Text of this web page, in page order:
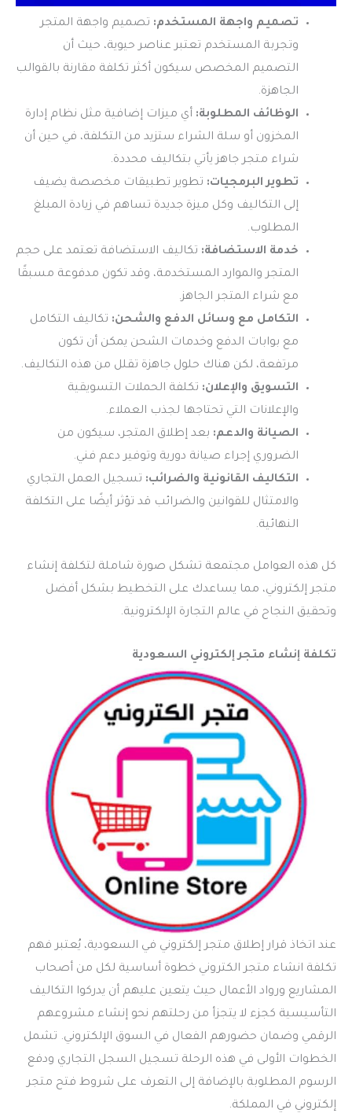
تصميم واجهة المستخدم: تصميم واجهة المتجر
وتجربة المستخدم تعتبر عناصر حيوية، حيث أن
التصميم المخصص سيكون أكثر تكلفة مقارنة بالقوالب
الجاهزة.
الوظائف المطلوبة: أي ميزات إضافية مثل نظام إدارة
المخزون أو سلة الشراء ستزيد من التكلفة، في حين أن
شراء متجر جاهز يأتي بتكاليف محددة.
تطوير البرمجيات: تطوير تطبيقات مخصصة يضيف
إلى التكاليف وكل ميزة جديدة تساهم في زيادة المبلغ
المطلوب.
خدمة الاستضافة: تكاليف الاستضافة تعتمد على حجم
المتجر والموارد المستخدمة، وقد تكون مدفوعة مسبقًا
مع شراء المتجر الجاهز.
التكامل مع وسائل الدفع والشحن: تكاليف التكامل
مع بوابات الدفع وخدمات الشحن يمكن أن تكون
مرتفعة، لكن هناك حلول جاهزة تقلل من هذه التكاليف.
التسويق والإعلان: تكلفة الحملات التسويقية
والإعلانات التي تحتاجها لجذب العملاء.
الصيانة والدعم: بعد إطلاق المتجر، سيكون من
الضروري إجراء صيانة دورية وتوفير دعم فني.
التكاليف القانونية والضرائب: تسجيل العمل التجاري
والامتثال للقوانين والضرائب قد تؤثر أيضًا على التكلفة
النهائية.
كل هذه العوامل مجتمعة تشكل صورة شاملة لتكلفة إنشاء
متجر إلكتروني، مما يساعدك على التخطيط بشكل أفضل
وتحقيق النجاح في عالم التجارة الإلكترونية.
تكلفة إنشاء متجر إلكتروني السعودية
عند اتخاذ قرار إطلاق متجر إلكتروني في السعودية، يُعتبر فهم
تكلفة انشاء متجر الكتروني خطوة أساسية لكل من أصحاب
المشاريع ورواد الأعمال حيث يتعين عليهم أن يدركوا التكاليف
التأسيسية كجزء لا يتجزأ من رحلتهم نحو إنشاء مشروعهم
الرقمي وضمان حضورهم الفعال في السوق الإلكتروني. تشمل
الخطوات الأولى في هذه الرحلة تسجيل السجل التجاري ودفع
الرسوم المطلوبة بالإضافة إلى التعرف على شروط فتح متجر
إلكتروني في المملكة.